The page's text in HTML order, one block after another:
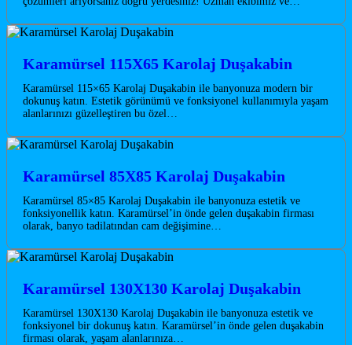
Karamürsel 115X65 Karolaj Duşakabin
Karamürsel 115×65 Karolaj Duşakabin ile banyonuza modern bir
dokunuş katın. Estetik görünümü ve fonksiyonel kullanımıyla yaşam
alanlarınızı güzelleştiren bu özel…
Karamürsel 85X85 Karolaj Duşakabin
Karamürsel 85×85 Karolaj Duşakabin ile banyonuza estetik ve
fonksiyonellik katın. Karamürsel’in önde gelen duşakabin firması
olarak, banyo tadilatından cam değişimine…
Karamürsel 130X130 Karolaj Duşakabin
Karamürsel 130X130 Karolaj Duşakabin ile banyonuza estetik ve
fonksiyonel bir dokunuş katın. Karamürsel’in önde gelen duşakabin
firması olarak, yaşam alanlarınıza…